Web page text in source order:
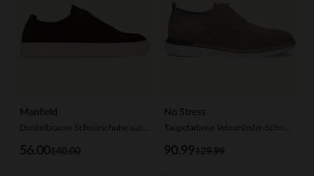
Manfield
140.00
56.00
No Stress
129.99
90.99